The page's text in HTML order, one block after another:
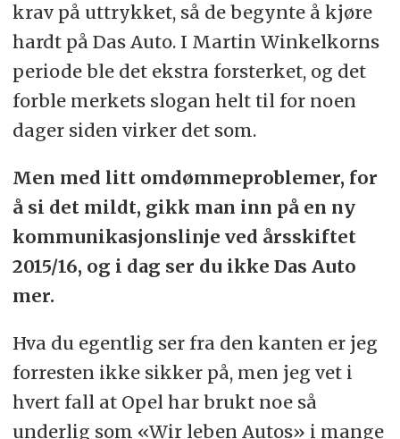
krav på uttrykket, så de begynte å kjøre
hardt på Das Auto. I Martin Winkelkorns
periode ble det ekstra forsterket, og det
forble merkets slogan helt til for noen
dager siden virker det som.
Men med litt omdømmeproblemer, for
å si det mildt, gikk man inn på en ny
kommunikasjonslinje ved årsskiftet
2015/16, og i dag ser du ikke Das Auto
mer.
Hva du egentlig ser fra den kanten er jeg
forresten ikke sikker på, men jeg vet i
hvert fall at Opel har brukt noe så
underlig som «Wir leben Autos» i mange